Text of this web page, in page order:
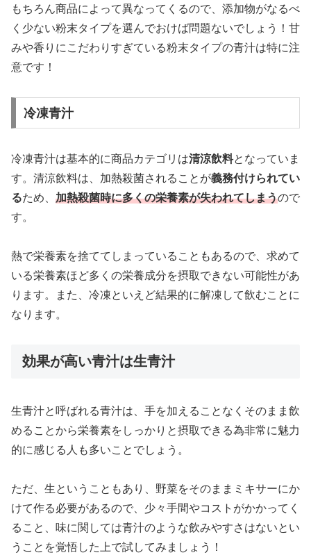
もちろん商品によって異なってくるので、添加物がなるべ
く少ない粉末タイプを選んでおけば問題ないでしょう！甘
みや香りにこだわりすぎている粉末タイプの青汁は特に注
意です！
冷凍青汁
冷凍青汁は基本的に商品カテゴリは清涼飲料となっていま
す。清涼飲料は、加熱殺菌されることが義務付けられてい
るため、 加熱殺菌時に多くの栄養素が失われてしまうので
す。
熱で栄養素を捨ててしまっていることもあるので、求めて
いる栄養素ほど多くの栄養成分を摂取できない可能性があ
ります。また、冷凍といえど結果的に解凍して飲むことに
なります。
効果が高い青汁は生青汁
生青汁と呼ばれる青汁は、手を加えることなくそのまま飲
めることから栄養素をしっかりと摂取できる為非常に魅力
的に感じる人も多いことでしょう。
ただ、生ということもあり、野菜をそのままミキサーにか
けて作る必要があるので、少々手間やコストがかかってく
ること、味に関しては青汁のような飲みやすさはないとい
うことを覚悟した上で試してみましょう！